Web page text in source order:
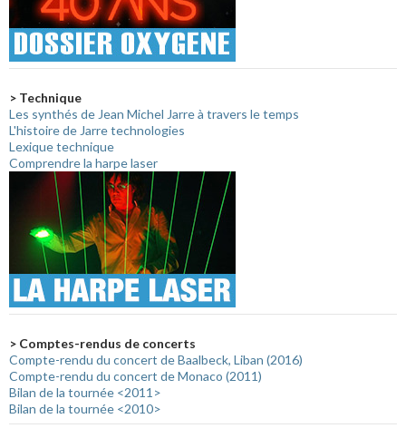
> Technique
Les synthés de Jean Michel Jarre à travers le temps
L'histoire de Jarre technologies
Lexique technique
Comprendre la harpe laser
> Comptes-rendus de concerts
Compte-rendu du concert de Baalbeck, Liban (2016)
Compte-rendu du concert de Monaco (2011)
Bilan de la tournée <2011>
Bilan de la tournée <2010>